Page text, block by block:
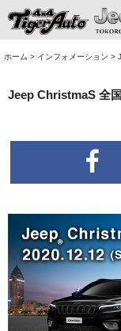
ホーム > インフォメーション >
Jeep ChristmaS 全